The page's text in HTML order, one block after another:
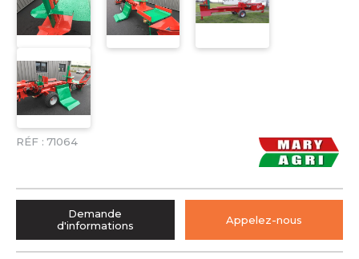
RÉF : 71064
Demande
d'informations
Appelez-nous